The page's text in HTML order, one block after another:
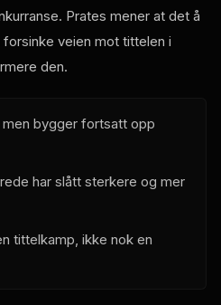
Prates mener at det å
veien mot tittelen i
den.
bygger fortsatt opp
har slått sterkere og mer
tittelkamp, ​​ikke nok en